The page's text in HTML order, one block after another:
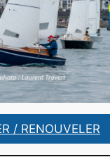
/ RENOUVELER